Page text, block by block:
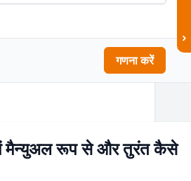
गणना करें
›
मैन्युअल रूप से और तुरंत कैसे